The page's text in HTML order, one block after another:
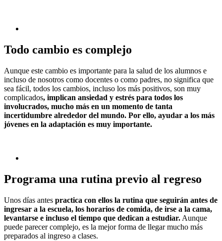
Todo cambio es complejo
Aunque este cambio es importante para la salud de los alumnos e
incluso de nosotros como docentes o como padres, no significa que
sea fácil, todos los cambios, incluso los más positivos, son muy
complicados, implican ansiedad y estrés para todos los
involucrados, mucho más en un momento de tanta
incertidumbre alrededor del mundo. Por ello, ayudar a los más
jóvenes en la adaptación es muy importante.
Programa una rutina previo al regreso
Unos días antes practica con ellos la rutina que seguirán antes de
ingresar a la escuela, los horarios de comida, de irse a la cama,
levantarse e incluso el tiempo que dedican a estudiar. Aunque
puede parecer complejo, es la mejor forma de llegar mucho más
preparados al ingreso a clases.